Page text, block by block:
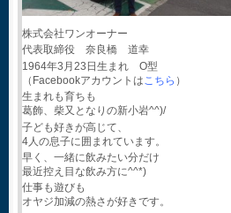
株式会社ワンオーナー
代表取締役 奈良橋 道幸
1964年3月23日生まれ O型
（Facebookアカウントはこちら ）
生まれも育ちも
葛飾、柴又となりの新小岩^^)/
子ども好きが高じて、
4人の息子に囲まれています。
早く、一緒に飲みたい分だけ
最近控え目な飲み方に^^*)
仕事も遊びも
オヤジ加減の熱さが好きです。